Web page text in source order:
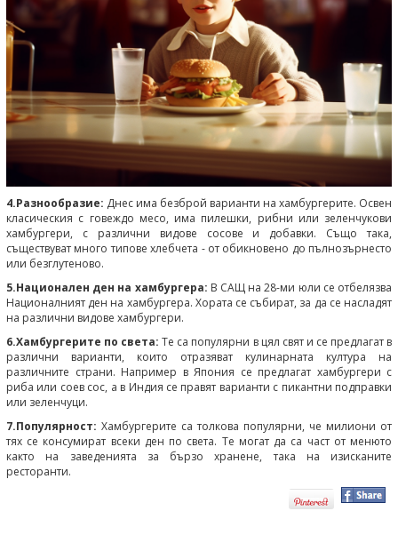
4.Разнообразие: Днес има безброй варианти на хамбургерите. Освен
класическия с говеждо месо, има пилешки, рибни или зеленчукови
хамбургери, с различни видове сосове и добавки. Също така,
съществуват много типове хлебчета - от обикновено до пълнозърнесто
или безглутеново.
5.Национален ден на хамбургера: В САЩ на 28-ми юли се отбелязва
Националният ден на хамбургера. Хората се събират, за да се насладят
на различни видове хамбургери.
6.Хамбургерите по света: Те са популярни в цял свят и се предлагат в
различни варианти, които отразяват кулинарната култура на
различните страни. Например в Япония се предлагат хамбургери с
риба или соев сос, а в Индия се правят варианти с пикантни подправки
или зеленчуци.
7.Популярност: Хамбургерите са толкова популярни, че милиони от
тях се консумират всеки ден по света. Те могат да са част от менюто
както на заведенията за бързо хранене, така на изисканите
ресторанти.